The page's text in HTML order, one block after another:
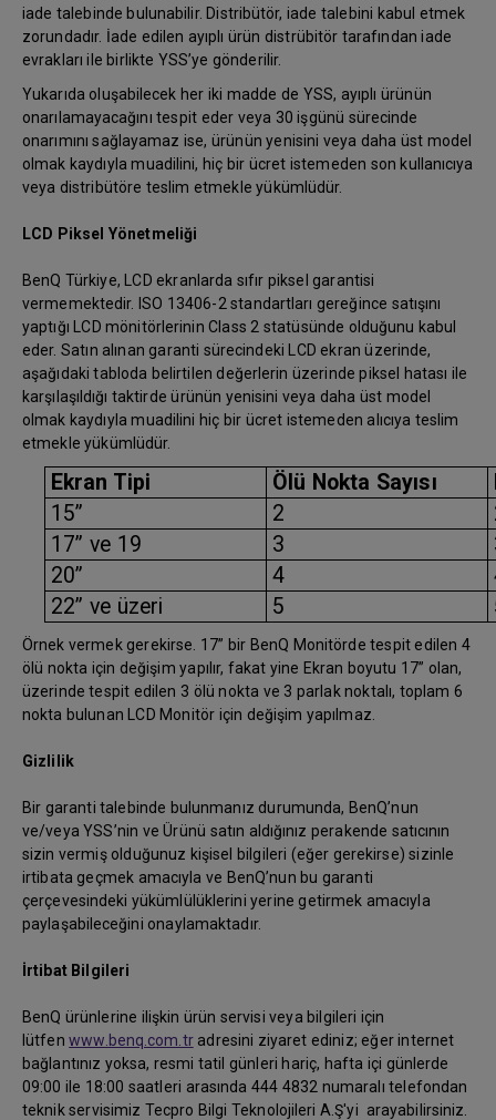
iade talebinde bulunabilir. Distribütör, iade talebini kabul etmek
zorundadır. İade edilen ayıplı ürün distrübitör tarafından iade
evrakları ile birlikte YSS’ye gönderilir.
Yukarıda oluşabilecek her iki madde de YSS, ayıplı ürünün
onarılamayacağını tespit eder veya 30 işgünü sürecinde
onarımını sağlayamaz ise, ürünün yenisini veya daha üst model
olmak kaydıyla muadilini, hiç bir ücret istemeden son kullanıcıya
veya distribütöre teslim etmekle yükümlüdür.
LCD Piksel Yönetmeliği
BenQ Türkiye, LCD ekranlarda sıfır piksel garantisi
vermemektedir. ISO 13406-2 standartları gereğince satışını
yaptığı LCD mönitörlerinin Class 2 statüsünde olduğunu kabul
eder. Satın alınan garanti sürecindeki LCD ekran üzerinde,
aşağıdaki tabloda belirtilen değerlerin üzerinde piksel hatası ile
karşılaşıldığı taktirde ürünün yenisini veya daha üst model
olmak kaydıyla muadilini hiç bir ücret istemeden alıcıya teslim
etmekle yükümlüdür.
Ekran Tipi Ölü Nokta Sayısı
15”
2
17” ve 19
3
20”
4
22” ve üzeri
5
Örnek vermek gerekirse. 17” bir BenQ Monitörde tespit edilen 4
ölü nokta için değişim yapılır, fakat yine Ekran boyutu 17” olan,
üzerinde tespit edilen 3 ölü nokta ve 3 parlak noktalı, toplam 6
nokta bulunan LCD Monitör için değişim yapılmaz.
Gizlilik
Bir garanti talebinde bulunmanız durumunda, BenQ’nun
ve/veya YSS’nin ve Ürünü satın aldığınız perakende satıcının
sizin vermiş olduğunuz kişisel bilgileri (eğer gerekirse) sizinle
irtibata geçmek amacıyla ve BenQ’nun bu garanti
çerçevesindeki yükümlülüklerini yerine getirmek amacıyla
paylaşabileceğini onaylamaktadır.
İrtibat Bilgileri
BenQ ürünlerine ilişkin ürün servisi veya bilgileri için
lütfenwww.benq.com.tradresini ziyaret ediniz; eğer internet
bağlantınız yoksa, resmi tatil günleri hariç, hafta içi günlerde
09:00 ile 18:00 saatleri arasında 444 4832 numaralı telefondan
teknik servisimiz Tecpro Bilgi Teknolojileri A.Ş'yi arayabilirsiniz.